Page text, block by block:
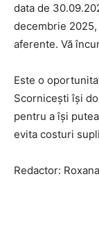
data de
decembrie
aferente. Vă
Este o
Scornicești își
pentru a își
evita costuri
Redactor: